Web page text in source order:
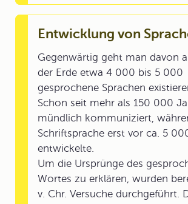
Entwicklung von
Gegenwärtig geht man davon
der Erde etwa 4 000 bis 5 000
gesprochene Sprachen
Schon seit mehr als 150 000
mündlich kommuniziert,
Schriftsprache erst vor ca. 5
entwickelte.
Um die Ursprünge des
Wortes zu erklären, wurden
v. Chr. Versuche durchgeführt.